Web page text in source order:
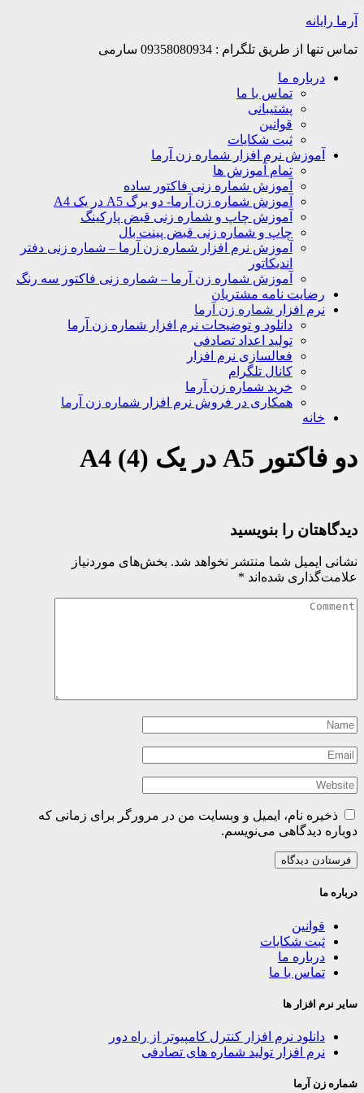
Skip
content
آرما رایانه
تماس تنها از طریق تلگرام : 09358080934 سارمی
درباره ما
تماس با ما
پشتیبانی
قوانین
ثبت شکایات
آموزش نرم افزار شماره زن آرما
تمام آموزش ها
آموزش شماره زنی فاکتور ساده
آموزش شماره زن آرما- دو برگ A5 در یک A4
آموزش چاپ و شماره زنی قبض پارکینگ
چاپ و شماره زنی قبض پینت بال
آموزش نرم افزار شماره زن آرما – شماره زنی دفتر
اندیکاتور
آموزش شماره زن آرما – شماره زنی فاکتور سه رنگ
رضایت نامه مشتریان
نرم افزار شماره زن آرما
دانلود و توضیحات نرم افزار شماره زن آرما
تولید اعداد تصادفی
فعالسازی نرم افزار
کانال تلگرام
خرید شماره زن آرما
همکاری در فروش نرم افزار شماره زن آرما
خانه
دو فاکتور A5 در یک A4 (4)
دیدگاهتان را بنویسید
نشانی ایمیل شما منتشر نخواهد شد. بخش‌های موردنیاز
علامت‌گذاری شده‌اند *
ذخیره نام، ایمیل و وبسایت من در مرورگر برای زمانی که
دوباره دیدگاهی می‌نویسم.
درباره ما
قوانین
ثبت شکایات
درباره ما
تماس با ما
سایر نرم افزار ها
دانلود نرم افزار کنترل کامپیوتر از راه دور
نرم افزار تولید شماره های تصادفی
شماره زن آرما